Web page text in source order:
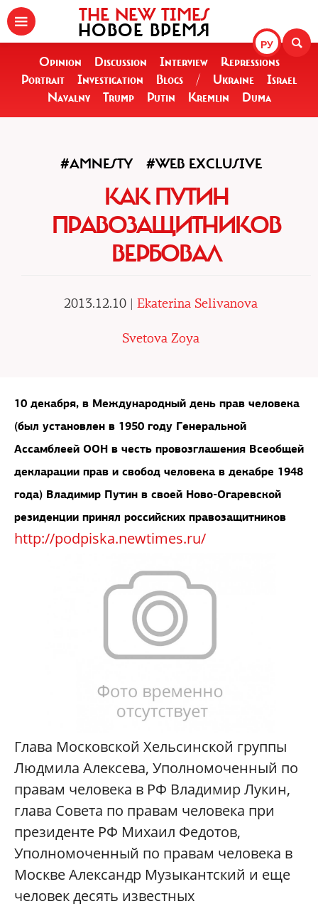
РУ
THE NEW TIMES
НОВОЕ ВРЕМЯ
Opinion Discussion Interview
Repressions
Portrait
Investigation Blogs / Ukraine
Israel
Navalny
Trump Putin Kremlin Duma
#AMNESTY #WEB EXCLUSIVE
КАК ПУТИН
ПРАВОЗАЩИТНИКОВ
ВЕРБОВАЛ
2013.12.10 | Ekaterina Selivanova
Svetova Zoya
10 декабря, в Международный день прав человека
(был установлен в 1950 году Генеральной
Ассамблеей ООН в честь провозглашения Всеобщей
декларации прав и свобод человека в декабре 1948
года) Владимир Путин в своей Ново-Огаревской
резиденции принял российских правозащитников
http://podpiska.newtimes.ru/
Глава Московской Хельсинской группы
Людмила Алексева, Уполномоченный по
правам человека в РФ Владимир Лукин,
глава Совета по правам человека при
президенте РФ Михаил Федотов,
Уполномоченный по правам человека в
Москве Александр Музыкантский и еще
человек десять известных